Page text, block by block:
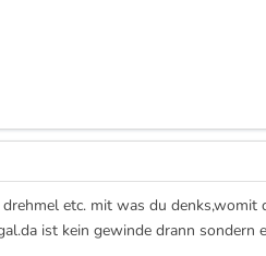
drehmel etc. mit was du
ist kein gewinde drann sondern